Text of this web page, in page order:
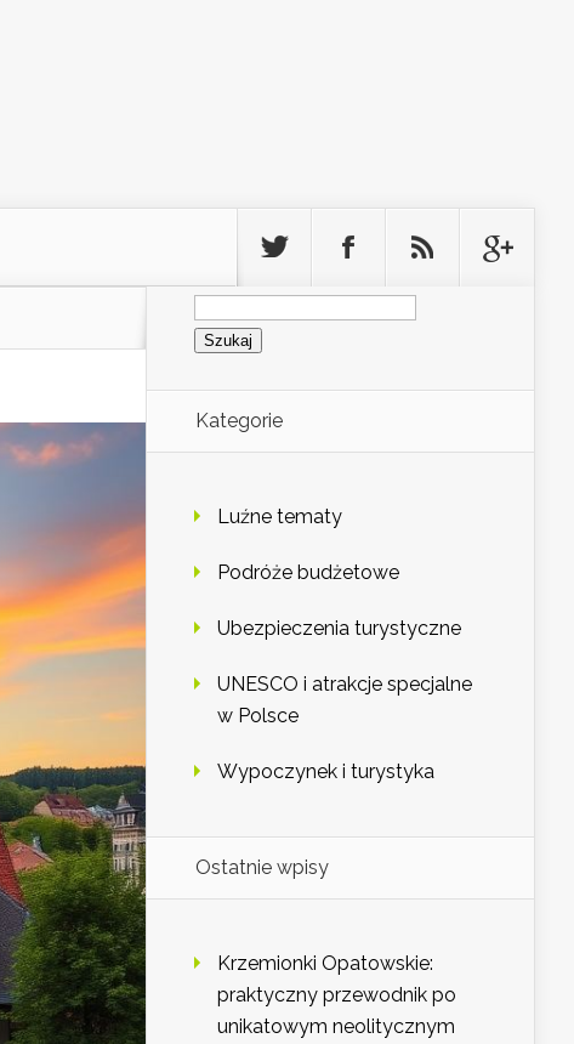
Szukaj:
Kategorie
Luźne tematy
Podróże budżetowe
Ubezpieczenia turystyczne
UNESCO i atrakcje specjalne
w Polsce
Wypoczynek i turystyka
Ostatnie wpisy
Krzemionki Opatowskie:
praktyczny przewodnik po
unikatowym neolitycznym